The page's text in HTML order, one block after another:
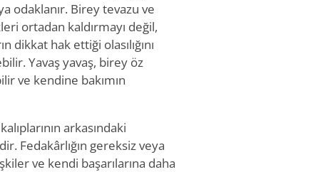
odaklanır. Birey tevazu ve
ortadan kaldırmayı değil,
dikkat hak ettiği olasılığını
Yavaş yavaş, birey öz
ve kendine bakımın
arkasındaki
Fedakârlığın gereksiz veya
ve kendi başarılarına daha